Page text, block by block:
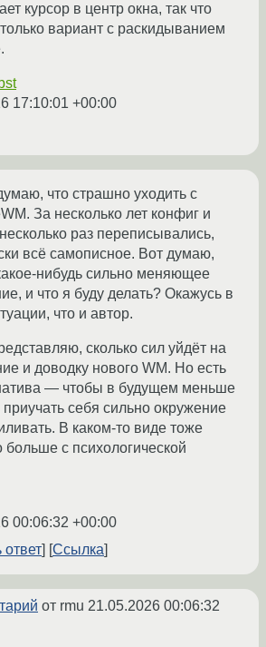
курсор в центр окна, так что
вариант с раскидыванием
17:10:01 +00:00
что страшно уходить с
За несколько лет конфиг и
раз переписывались,
всё самописное. Вот думаю,
нибудь сильно меняющее
и что я буду делать? Окажусь в
что и автор.
сколько сил уйдёт на
и доводку нового WM. Но есть
— чтобы в будущем меньше
приучать себя сильно окружение
В каком-то виде тоже
больше с психологической
00:06:32 +00:00
ответ
Ссылка
от rmu 21.05.2026 00:06:32